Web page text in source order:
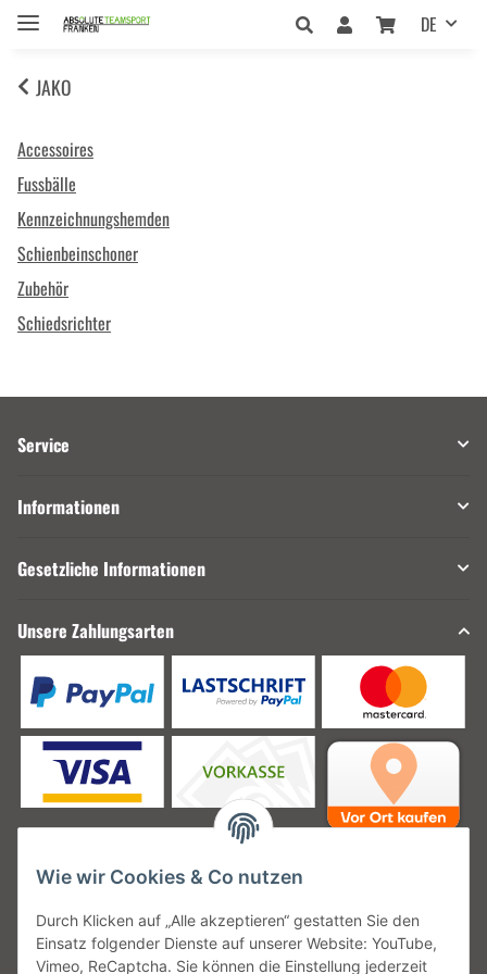
DE
JAKO
Accessoires
Fussbälle
Kennzeichnungshemden
Schienbeinschoner
Zubehör
Schiedsrichter
Service
Informationen
Gesetzliche Informationen
Unsere Zahlungsarten
Unsere Versanddienstleister
Wie wir Cookies & Co nutzen
Durch Klicken auf „Alle akzeptieren“ gestatten Sie den
Einsatz folgender Dienste auf unserer Website: YouTube,
Vimeo, ReCaptcha. Sie können die Einstellung jederzeit